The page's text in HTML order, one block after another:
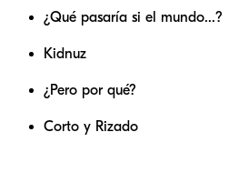
¿Qué pasaría si el mundo...?
Kidnuz
¿Pero por qué?
Corto y Rizado